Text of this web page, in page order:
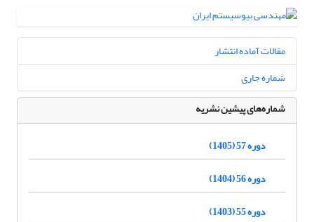
مقالات آماده انتشار
شماره جاری
شماره‌های پیشین نشریه
دوره 57 (1405)
دوره 56 (1404)
دوره 55 (1403)